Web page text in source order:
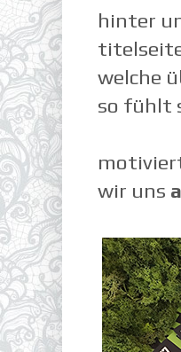
hinter
welche
so fühlt
wir uns